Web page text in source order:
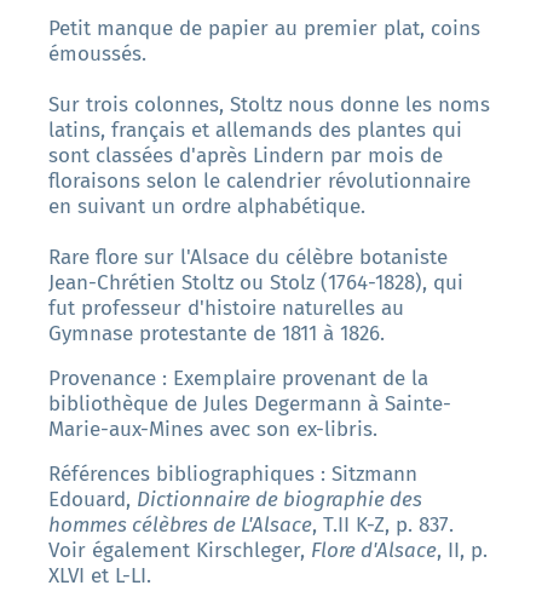
Petit manque de papier au premier plat, coins
émoussés.
Sur trois colonnes, Stoltz nous donne les noms
latins, français et allemands des plantes qui
sont classées d'après Lindern par mois de
floraisons selon le calendrier révolutionnaire
en suivant un ordre alphabétique.
Rare flore sur l'Alsace du célèbre botaniste
Jean-Chrétien Stoltz ou Stolz (1764-1828), qui
fut professeur d'histoire naturelles au
Gymnase protestante de 1811 à 1826.
Provenance : Exemplaire provenant de la
bibliothèque de Jules Degermann à Sainte-
Marie-aux-Mines avec son ex-libris.
Références bibliographiques : Sitzmann
Edouard, Dictionnaire de biographie des
hommes célèbres de L'Alsace, T.II K-Z, p. 837.
Voir également Kirschleger, Flore d'Alsace, II, p.
XLVI et L-LI.